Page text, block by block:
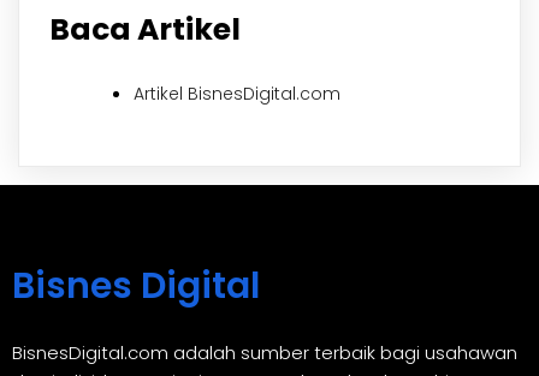
Baca Artikel
Artikel BisnesDigital.com
Bisnes Digital
BisnesDigital.com adalah sumber terbaik bagi usahawan